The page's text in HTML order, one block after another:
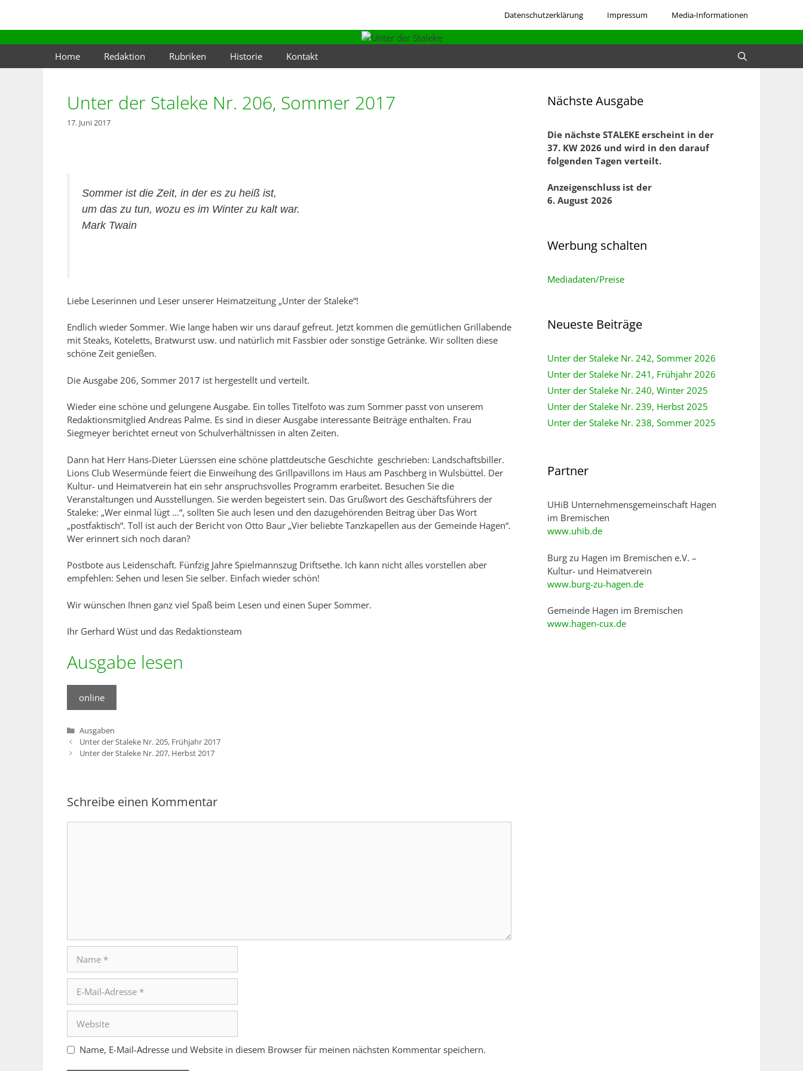
springen
Datenschutzerklärung Impressum Media-Informationen
Home Redaktion Rubriken Historie Kontakt
Unter der Staleke Nr. 206, Sommer 2017
17. Juni 2017
Sommer ist die Zeit, in der es zu heiß ist,
um das zu tun, wozu es im Winter zu kalt war.
Mark Twain
Liebe Leserinnen und Leser unserer Heimatzeitung „Unter der Staleke“!
Endlich wieder Sommer. Wie lange haben wir uns darauf gefreut. Jetzt kommen die gemütlichen Grillabende
mit Steaks, Koteletts, Bratwurst usw. und natürlich mit Fassbier oder sonstige Getränke. Wir sollten diese
schöne Zeit genießen.
Die Ausgabe 206, Sommer 2017 ist hergestellt und verteilt.
Wieder eine schöne und gelungene Ausgabe. Ein tolles Titelfoto was zum Sommer passt von unserem
Redaktionsmitglied Andreas Palme. Es sind in dieser Ausgabe interessante Beiträge enthalten. Frau
Siegmeyer berichtet erneut von Schulverhältnissen in alten Zeiten.
Dann hat Herr Hans-Dieter Lüerssen eine schöne plattdeutsche Geschichte geschrieben: Landschaftsbiller.
Lions Club Wesermünde feiert die Einweihung des Grillpavillons im Haus am Paschberg in Wulsbüttel. Der
Kultur- und Heimatverein hat ein sehr anspruchsvolles Programm erarbeitet. Besuchen Sie die
Veranstaltungen und Ausstellungen. Sie werden begeistert sein. Das Grußwort des Geschäftsführers der
Staleke: „Wer einmal lügt …“, sollten Sie auch lesen und den dazugehörenden Beitrag über Das Wort
„postfaktisch“. Toll ist auch der Bericht von Otto Baur „Vier beliebte Tanzkapellen aus der Gemeinde Hagen“.
Wer erinnert sich noch daran?
Postbote aus Leidenschaft. Fünfzig Jahre Spielmannszug Driftsethe. Ich kann nicht alles vorstellen aber
empfehlen: Sehen und lesen Sie selber. Einfach wieder schön!
Wir wünschen Ihnen ganz viel Spaß beim Lesen und einen Super Sommer.
Ihr Gerhard Wüst und das Redaktionsteam
Ausgabe lesen
online
Kategorien
Ausgaben
Unter der Staleke Nr. 205, Frühjahr 2017
Unter der Staleke Nr. 207, Herbst 2017
Schreibe einen Kommentar
Mail-
Adresse
Name, E-Mail-Adresse und Website in diesem Browser für meinen nächsten Kommentar speichern.
Nächste Ausgabe
Die nächste STALEKE erscheint in der
37. KW 2026 und wird in den darauf
folgenden Tagen verteilt.
Anzeigenschluss ist der
6. August 2026
Werbung schalten
Mediadaten/Preise
Neueste Beiträge
Unter der Staleke Nr. 242, Sommer 2026
Unter der Staleke Nr. 241, Frühjahr 2026
Unter der Staleke Nr. 240, Winter 2025
Unter der Staleke Nr. 239, Herbst 2025
Unter der Staleke Nr. 238, Sommer 2025
Partner
UHiB Unternehmensgemeinschaft Hagen
im Bremischen
www.uhib.de
Burg zu Hagen im Bremischen e.V. –
Kultur- und Heimatverein
www.burg-zu-hagen.de
Gemeinde Hagen im Bremischen
www.hagen-cux.de